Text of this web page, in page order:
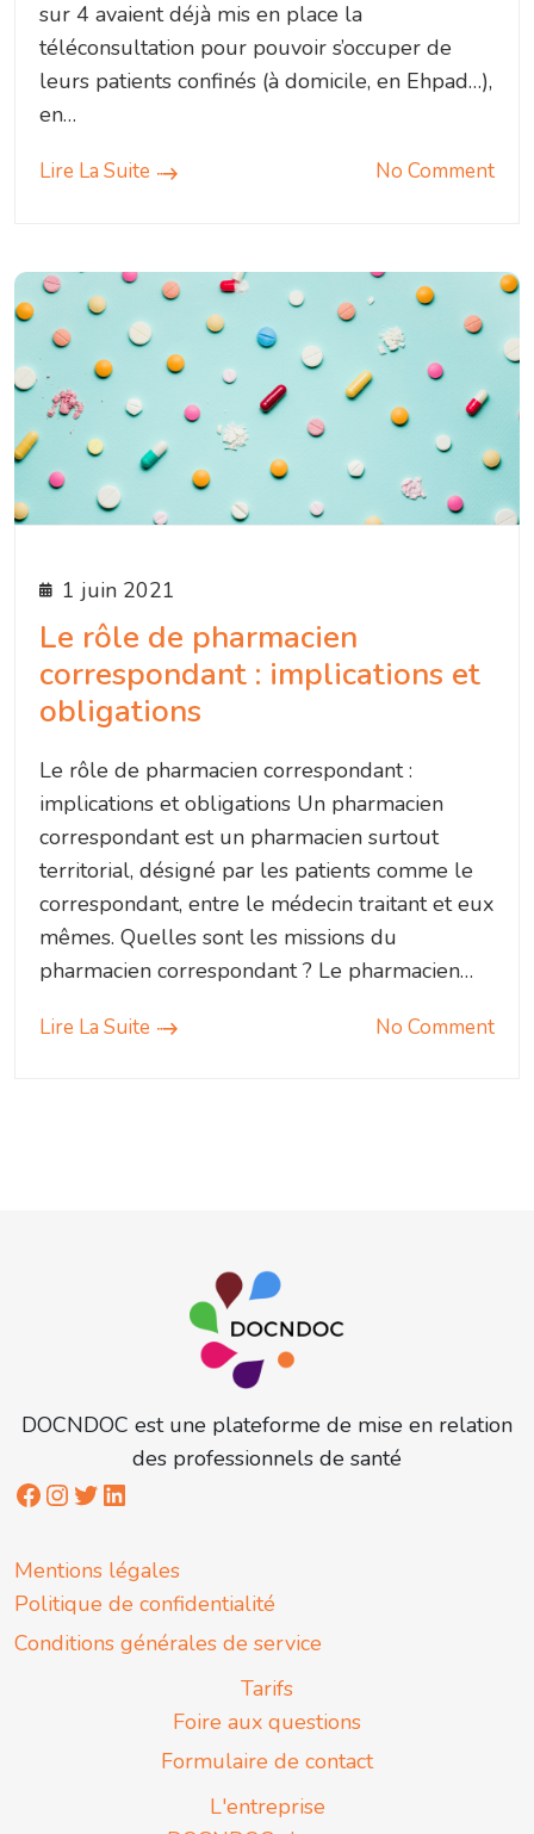
sur 4 avaient déjà mis en place la
téléconsultation pour pouvoir s’occuper de
leurs patients confinés (à domicile, en Ehpad…),
en…
Lire La Suite No Comment
1 juin 2021
Le rôle de pharmacien
correspondant : implications et
obligations
Le rôle de pharmacien correspondant :
implications et obligations Un pharmacien
correspondant est un pharmacien surtout
territorial, désigné par les patients comme le
correspondant, entre le médecin traitant et eux
mêmes. Quelles sont les missions du
pharmacien correspondant ? Le pharmacien…
Lire La Suite No Comment
DOCNDOC est une plateforme de mise en relation
des professionnels de santé
Mentions légales
Politique de confidentialité
Conditions générales de service
Tarifs
Foire aux questions
Formulaire de contact
L'entreprise